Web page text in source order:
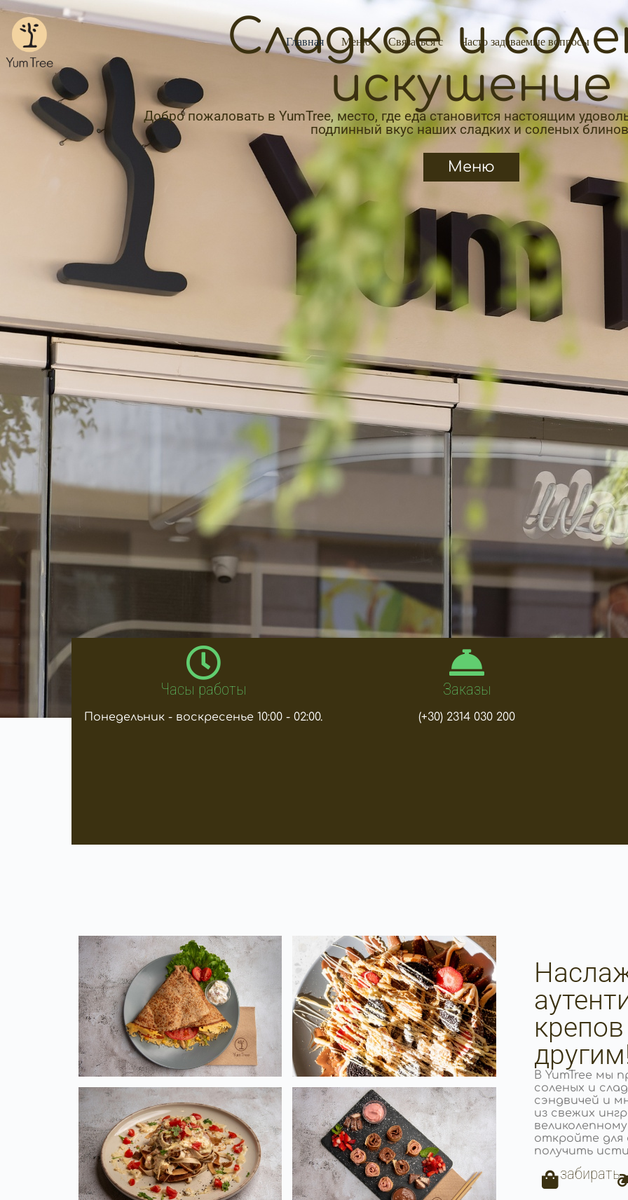
Главная Меню Связаться с Часто задаваемые вопросы
Сладкое и
искушение
Добро пожаловать в YumTree, место, где еда становится настоящим
подлинный вкус наших сладких и соленых
Меню
Часы работы
Понедельник - воскресенье 10:00 - 02:00.
Заказы
(+30) 2314 030 200
В YumTree мы
соленых и
сэндвичей и
из свежих
откройте для
получить
забирать